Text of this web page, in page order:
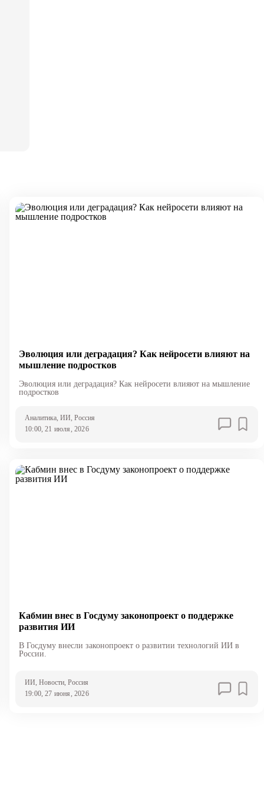
Эволюция или деградация? Как нейросети влияют на
мышление подростков
Эволюция или деградация? Как нейросети влияют на мышление
подростков
Аналитика, ИИ , Россия
10:00, 21 июля, 2026
Кабмин внес в Госдуму законопроект о поддержке
развития ИИ
В Госдуму внесли законопроект о развитии технологий ИИ в
России.
ИИ, Новости, Россия
19:00, 27 июня, 2026